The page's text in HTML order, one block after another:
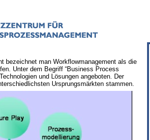
bezeichnet man Workflowmanagement als die
Unter dem Begriff “Business Process
und Lösungen angeboten. Der
Ursprungsmärkten stammen.